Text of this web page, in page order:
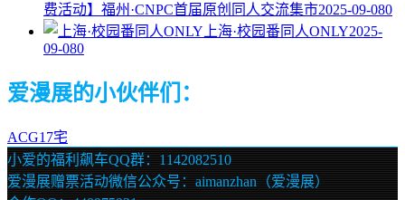
费活动】福州·CNPC首届原创同人交流集市2025-09-080
上海·校园番同人ONLY2025-
09-080
爱漫展的小伙伴们：
ACG17宅
小爱的福利飙车QQ群：1142082510
爱漫展赠票活动微信公众号：aimanzhan（爱漫展）